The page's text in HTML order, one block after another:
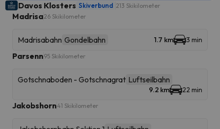
Davos Klosters Skiverbund 213 Skikilometer
Madrisa26 Skikilometer
Madrisabahn Gondelbahn 1.7 km 3 min
Parsenn95 Skikilometer
Gotschnaboden - Gotschnagrat Luftseilbahn
9.2 km 22 min
Jakobshorn41 Skikilometer